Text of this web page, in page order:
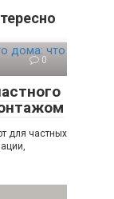
0
для частных